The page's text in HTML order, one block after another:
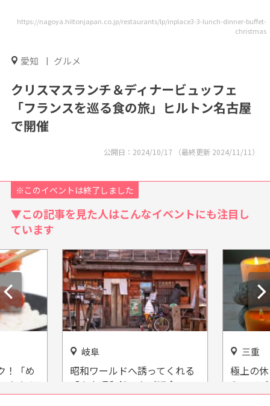
https://nagoya.hiltonjapan.co.jp/restaurants/lp/inplace3-3-lunch-dinner-buffet-
christmas
愛知 グルメ
クリスマスランチ＆ディナービュッフェ
「フランスを巡る食の旅」ヒルトン名古屋
で開催
公開日： 2024/10/17 （最終更新 2024/11/11 ）
※このイベントは終了しました
▼この記事を見た人はこんなイベントにも注目し
ています
くれる
介！
三重
極上の休日を湯の山で過ごそ
う！リゾート施設『アクアイ
グニス』をご紹介
静岡
ものづ
♪「徳